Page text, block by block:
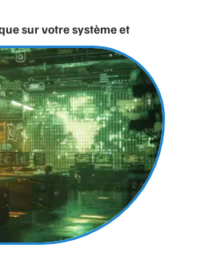
sur votre système et